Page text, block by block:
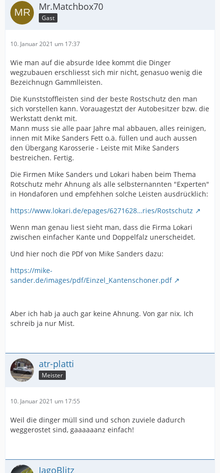
Mr.Matchbox70
Gast
10. Januar 2021 um 17:37
Wie man auf die absurde Idee kommt die Dinger
wegzubauen erschliesst sich mir nicht, genasuo wenig die
Bezeichnugn Gammlleisten.
Die Kunststoffleisten sind der beste Rostschutz den man
sich vorstellen kann. Vorauagestzt der Autobesitzer bzw. die
Werkstatt denkt mit.
Mann muss sie alle paar Jahre mal abbauen, alles reinigen,
innen mit Mike Sanders Fett o.ä. füllen und auch aussen
den Übergang Karosserie - Leiste mit Mike Sanders
bestreichen. Fertig.
Die Firmen Mike Sanders und Lokari haben beim Thema
Rotschutz mehr Ahnung als alle selbsternannten "Experten"
in Hondaforen und empfehhen solche Leisten ausdrücklich:
https://www.lokari.de/epages/6271628…ries/Rostschutz
Wenn man genau liest sieht man, dass die Firma Lokari
zwischen einfacher Kante und Doppelfalz unerscheidet.
Und hier noch die PDf von Mike Sanders dazu:
https://mike-
sander.de/images/pdf/Einzel_Kantenschoner.pdf
Aber ich hab ja auch gar keine Ahnung. Von gar nix. Ich
schreib ja nur Mist.
atr-platti
Meister
10. Januar 2021 um 17:55
Weil die dinger müll sind und schon zuviele dadurch
weggerostet sind, gaaaaaanz einfach!
JagoBlitz